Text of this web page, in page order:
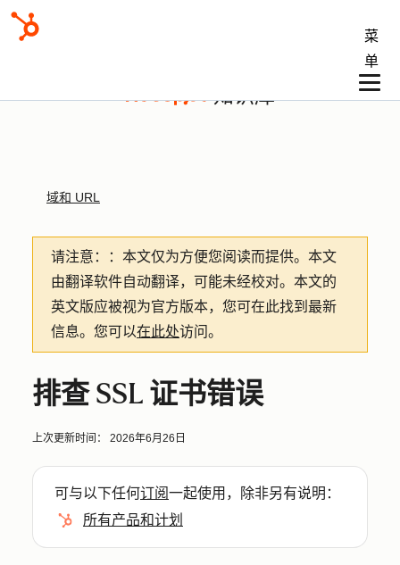
菜
单
知识库
域和 URL
请注意： ：本文仅为方便您阅读而提供。 本文
由翻译软件自动翻译，可能未经校对。本文的
英文版应被视为官方版本，您可在此找到最新
信息。您可以在此处访问。
排查 SSL 证书错误
上次更新时间： 2026年6月26日
可与以下任何订阅一起使用，除非另有说明：
所有产品和计划